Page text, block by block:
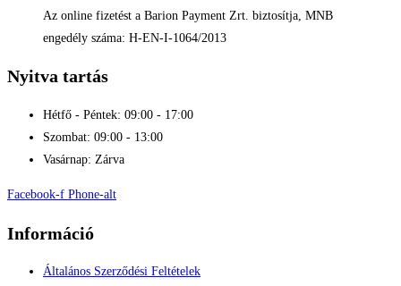
Az online fizetést a Barion Payment Zrt. biztosítja, MNB
engedély száma: H-EN-I-1064/2013
Nyitva tartás
Hétfő - Péntek: 09:00 - 17:00
Szombat: 09:00 - 13:00
Vasárnap: Zárva
Facebook-f Phone-alt
Információ
Általános Szerződési Feltételek